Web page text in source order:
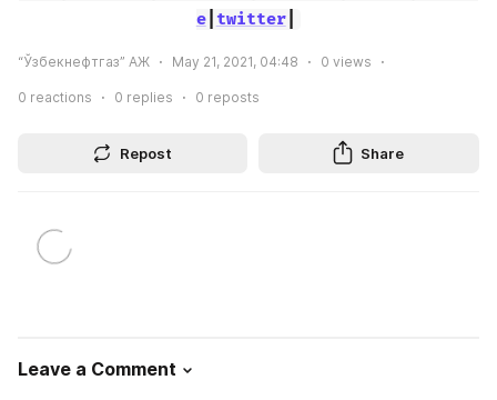
e| twitter|
“Ўзбекнефтгаз” АЖ May 21, 2021, 04:48 0 views
0 reactions 0 replies 0 reposts
Repost Share
Leave a Comment